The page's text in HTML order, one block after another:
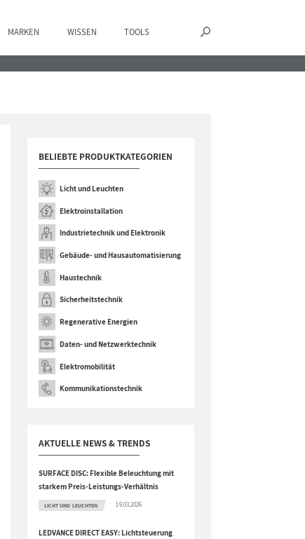
MARKEN WISSEN TOOLS
BELIEBTE PRODUKTKATEGORIEN
Licht und Leuchten
Elektroinstallation
Industrietechnik und Elektronik
Gebäude- und Hausautomatisierung
Haustechnik
Sicherheitstechnik
Regenerative Energien
Daten- und Netzwerktechnik
Elektromobilität
Kommunikationstechnik
AKTUELLE NEWS & TRENDS
SURFACE DISC: Flexible Beleuchtung mit
starkem Preis-Leistungs-Verhältnis
LICHT UND LEUCHTEN 19.03.2026
LEDVANCE DIRECT EASY: Lichtsteuerung